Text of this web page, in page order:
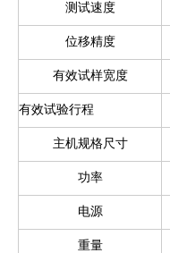
测试速度
位移精度
有效试样宽度
有效试验行程
主机规格尺寸
功率
电源
重量